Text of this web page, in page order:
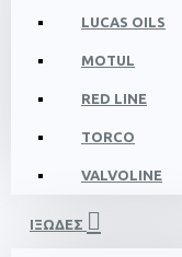
LUCAS OILS
MOTUL
RED LINE
TORCO
VALVOLINE
ΙΞΩΔΕΣ